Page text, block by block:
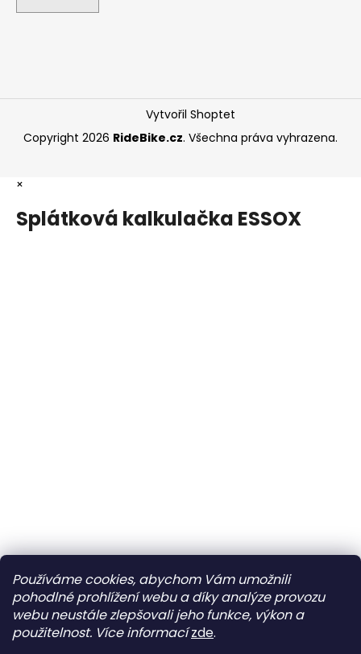
Používáme cookies, abychom Vám umožnili
pohodlné prohlížení webu a díky analýze provozu
webu neustále zlepšovali jeho funkce, výkon a
použitelnost. Více informací zde.
Vytvořil Shoptet
Copyright 2026 RideBike.cz. Všechna práva vyhrazena.
×
Splátková kalkulačka ESSOX